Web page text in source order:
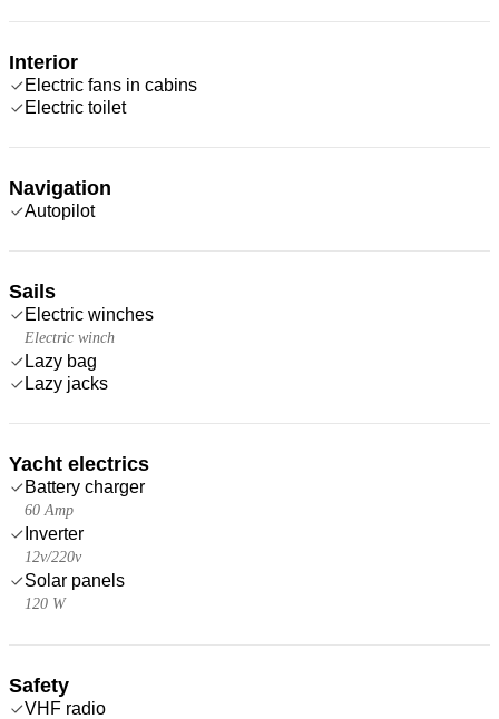
Interior
Electric fans in cabins
Electric toilet
Navigation
Autopilot
Sails
Electric winches
Electric winch
Lazy bag
Lazy jacks
Yacht electrics
Battery charger
60 Amp
Inverter
12v/220v
Solar panels
120 W
Safety
VHF radio